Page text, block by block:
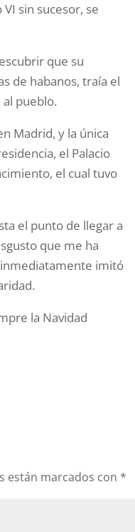
sin sucesor, se
que su
de habanos, traía el
pueblo.
Madrid, y la única
el Palacio
el cual tuvo
el punto de llegar a
que me ha
inmediatamente imitó
la Navidad
están marcados con *